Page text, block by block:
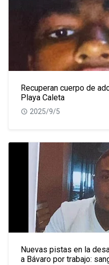
Recuperan cuerpo de
Playa Caleta
2025/9/5
Nuevas pistas en la
a Bávaro por trabajo: